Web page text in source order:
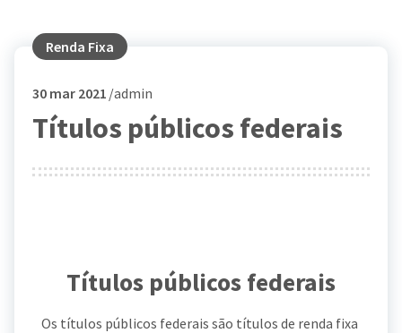
Renda Fixa
30 mar 2021 admin
Títulos públicos federais
Títulos públicos federais
Os títulos públicos federais são títulos de renda fixa